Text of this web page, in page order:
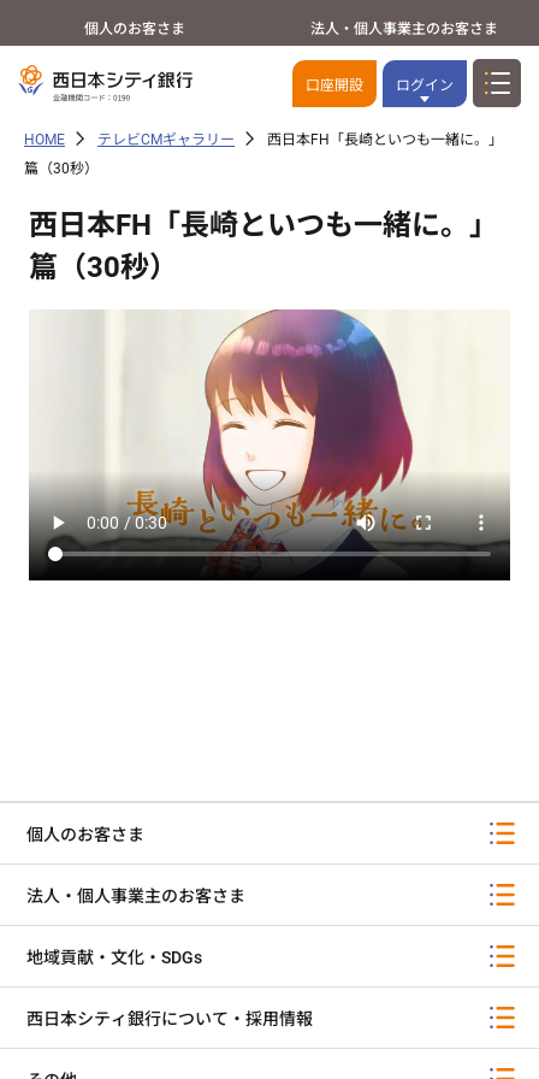
個人のお客さま 法人・個人事業主のお客さま
口座開設 ログイン
HOME テレビCMギャラリー
西日本FH「長崎といつも一緒に。」
篇（30秒）
西日本FH「長崎といつも一緒に。」
篇（30秒）
個人のお客さま
法人・個人事業主のお客さま
地域貢献・文化・SDGs
西日本シティ銀行について・採用情報